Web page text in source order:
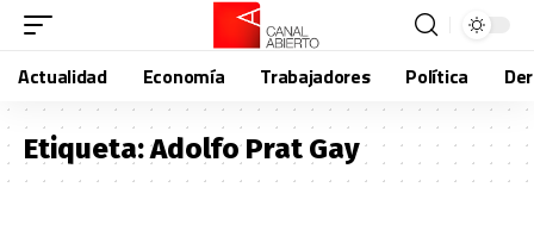
Actualidad Economía Trabajadores Política
Etiqueta:Adolfo Prat Gay